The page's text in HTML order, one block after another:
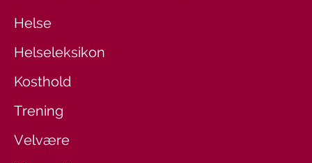
Helse
Helseleksikon
Kosthold
Trening
Velvære